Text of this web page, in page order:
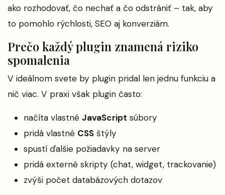
ako rozhodovať, čo nechať a čo odstrániť – tak, aby
to pomohlo rýchlosti, SEO aj konverziám.
Prečo každý plugin znamená riziko
spomalenia
V ideálnom svete by plugin pridal len jednu funkciu a
nič viac. V praxi však plugin často:
načíta vlastné JavaScript súbory
pridá vlastné CSS štýly
spustí ďalšie požiadavky na server
pridá externé skripty (chat, widget, trackovanie)
zvýši počet databázových dotazov